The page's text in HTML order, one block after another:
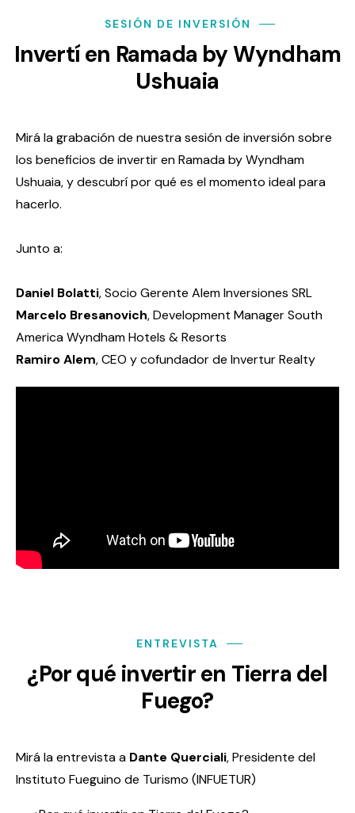
SESIÓN DE INVERSIÓN
Invertí en Ramada by Wyndham
Ushuaia
Mirá la grabación de nuestra sesión de inversión sobre
los beneficios de invertir en Ramada by Wyndham
Ushuaia, y descubrí por qué es el momento ideal para
hacerlo.
Junto a:
Daniel Bolatti, Socio Gerente Alem Inversiones SRL
Marcelo Bresanovich, Development Manager South
America Wyndham Hotels & Resorts
Ramiro Alem, CEO y cofundador de Invertur Realty
ENTREVISTA
¿Por qué invertir en Tierra del
Fuego?
Mirá la entrevista a Dante Querciali, Presidente del
Instituto Fueguino de Turismo (INFUETUR)